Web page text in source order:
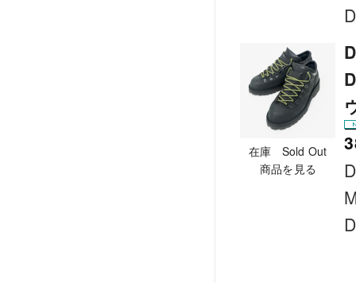
在庫 Sold Out
商品を見る